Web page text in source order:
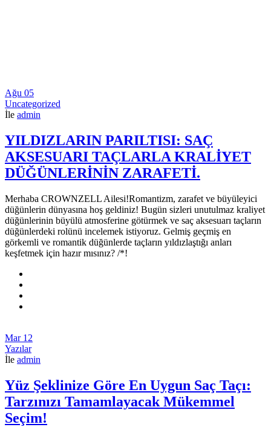
Ağu 05
Uncategorized
İle admin
YILDIZLARIN PARILTISI: SAÇ
AKSESUARI TAÇLARLA KRALİYET
DÜĞÜNLERİNİN ZARAFETİ.
Merhaba CROWNZELL Ailesi!Romantizm, zarafet ve büyüleyici
düğünlerin dünyasına hoş geldiniz! Bugün sizleri unutulmaz kraliyet
düğünlerinin büyülü atmosferine götürmek ve saç aksesuarı taçların
düğünlerdeki rolünü incelemek istiyoruz. Gelmiş geçmiş en
görkemli ve romantik düğünlerde taçların yıldızlaştığı anları
keşfetmek için hazır mısınız? /*!
Mar 12
Yazılar
İle admin
Yüz Şeklinize Göre En Uygun Saç Taçı:
Tarzınızı Tamamlayacak Mükemmel
Seçim!